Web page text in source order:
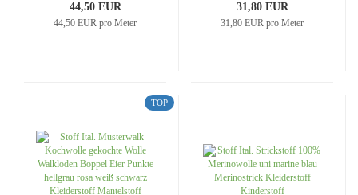
44,50 EUR
44,50 EUR pro Meter
31,80 EUR
31,80 EUR pro Meter
TOP